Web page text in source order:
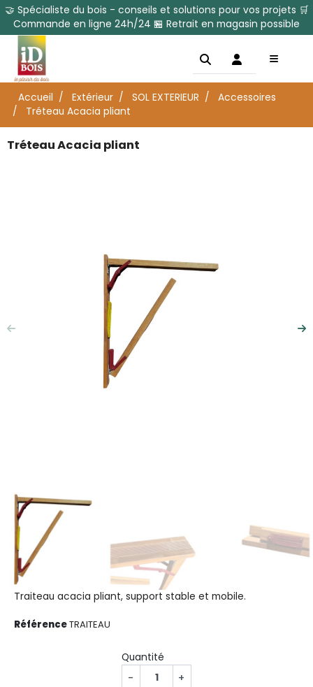
🤝 Spécialiste du bois - conseils et solutions pour vos projets 🛒
Commande en ligne 24h/24 🏪 Retrait en magasin possible
Accueil Extérieur SOL EXTERIEUR
Accessoires
Tréteau Acacia pliant
Tréteau Acacia pliant
Précédent
Traiteau acacia pliant, support stable et mobile.
RéférenceTRAITEAU
Quantité
- +